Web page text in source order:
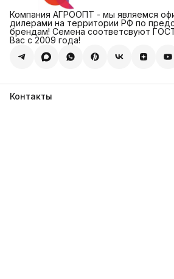
Компания АГРООПТ - мы являемся
дилерами на территории РФ по
брендам! Семена соответсвуют
Вас с 2009 года!
Контакты